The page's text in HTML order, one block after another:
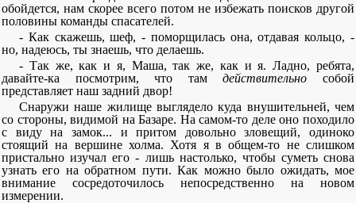
обойдется, нам скорее всего потом не избежать поисков другой
половины команды спасателей.
- Как скажешь, шеф, - поморщилась она, отдавая кольцо, -
но, надеюсь, ты знаешь, что делаешь.
- Так же, как и я, Маша, так же, как и я. Ладно, ребята,
давайте-ка посмотрим, что тамдействительно собой
представляет наш задний двор!
Снаружи наше жилище выглядело куда внушительней, чем
со стороны, видимой на Базаре. На самом-то деле оно походило
с виду на замок... и притом довольно зловещий, одиноко
стоящий на вершине холма. Хотя я в общем-то не слишком
пристально изучал его - лишь настолько, чтобы суметь снова
узнать его на обратном пути. Как можно было ожидать, мое
внимание сосредоточилось непосредственно на новом
измерении.